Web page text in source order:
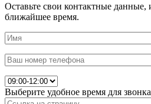
Оставьте свои контактные
ближайшее время.
Выберите удобное время для звонка